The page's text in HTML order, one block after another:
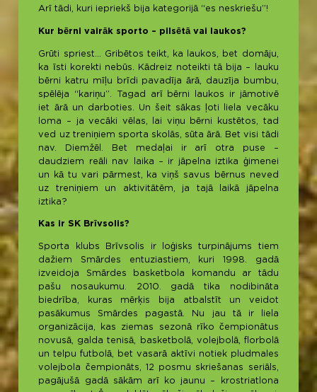
Arī tādi, kuri iepriekš bija kategorijā “es neskriešu”!
Kur bērni vairāk sporto – pilsētā vai laukos?
Grūti spriest… Gribētos teikt, ka laukos, bet domāju,
ka īsti korekti nebūs. Kādreiz noteikti tā bija – lauku
bērni katru mīļu brīdi pavadīja ārā, dauzīja bumbu,
spēlēja “kariņu”. Tagad arī bērni laukos ir jāmotivē
iet ārā un darboties. Un šeit sākas ļoti liela vecāku
loma – ja vecāki vēlas, lai viņu bērni kustētos, tad
ved uz treniņiem sporta skolās, sūta ārā. Bet visi tādi
nav. Diemžēl. Bet medaļai ir arī otra puse –
daudziem reāli nav laika – ir jāpelna iztika ģimenei
un kā tu vari pārmest, ka viņš savus bērnus neved
uz treniņiem un aktivitātēm, ja tajā laikā jāpelna
iztika?
Kas ir SK Brīvsolis?
Sporta klubs Brīvsolis ir loģisks turpinājums tiem
dažiem Smārdes entuziastiem, kuri 1998. gadā
izveidoja Smārdes basketbola komandu ar tādu
pašu nosaukumu. 2010. gadā tika nodibināta
biedrība, kuras mērķis bija atbalstīt un veidot
pasākumus Smārdes pagastā. Nu jau tā ir liela
organizācija, kas ziemas sezonā rīko čempionātus
novusā, galda tenisā, basketbolā, volejbolā, florbolā
un telpu futbolā, bet vasarā aktīvi notiek pludmales
volejbola čempionāts, 12 posmu skriešanas seriāls,
pagājušā gadā sākām arī ko jaunu – krostriatlona